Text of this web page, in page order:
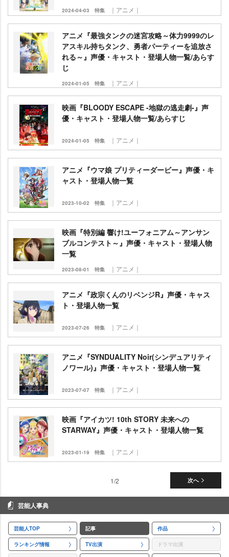
2024-04-03 特集 ｜アニメ｜
アニメ『最強タンクの迷宮攻略～体力9999のレ
アスキル持ちタンク、勇者パーティーを追放さ
れる～』声優・キャスト・登場人物一覧/あらす
じ
2024-01-05 特集 ｜アニメ｜
映画『BLOODY ESCAPE -地獄の逃走劇-』声
優・キャスト・登場人物一覧/あらすじ
2024-01-05 特集 ｜アニメ｜
アニメ『ウマ娘 プリティーダービー』声優・キ
ャスト・登場人物一覧
2023-10-02 特集 ｜アニメ｜
映画『特別編 響け!ユーフォニアム～アンサン
ブルコンテスト～』声優・キャスト・登場人物
一覧
2023-08-01 特集 ｜アニメ｜
アニメ『政宗くんのリベンジR』声優・キャス
ト・登場人物一覧
2023-07-26 特集 ｜アニメ｜
アニメ『SYNDUALITY Noir(シンデュアリティ
ノワール)』声優・キャスト・登場人物一覧
2023-07-07 特集 ｜アニメ｜
映画『アイカツ! 10th STORY 未来への
STARWAY』声優・キャスト・登場人物一覧
2023-01-19 特集 ｜アニメ｜
次へ
1/2
芸能人事典
芸能人TOP 記事 作品
ランキング情報 TV出演 ドラマ出演